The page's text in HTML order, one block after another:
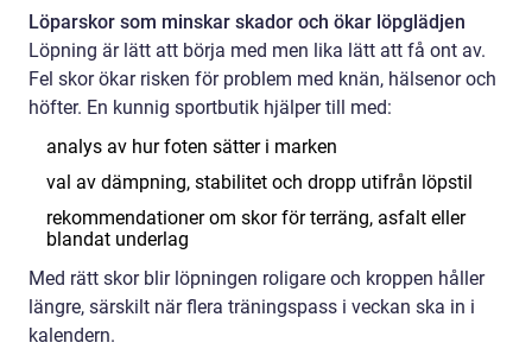
Löparskor som minskar skador och ökar löpglädjen
Löpning är lätt att börja med men lika lätt att få ont av.
Fel skor ökar risken för problem med knän, hälsenor och
höfter. En kunnig sportbutik hjälper till med:
analys av hur foten sätter i marken
val av dämpning, stabilitet och dropp utifrån löpstil
rekommendationer om skor för terräng, asfalt eller
blandat underlag
Med rätt skor blir löpningen roligare och kroppen håller
längre, särskilt när flera träningspass i veckan ska in i
kalendern.